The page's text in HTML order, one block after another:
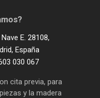
E. 28108,
España
030 067
cita previa, para
y la madera